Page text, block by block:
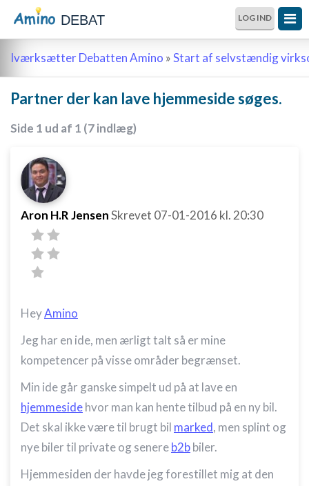
DEBAT LOG IND
Iværksætter Debatten Amino »Start af selvstændig
Partner der kan lave hjemmeside søges.
Side 1 ud af 1 (7 indlæg)
Aron H.R JensenSkrevet 07-01-2016 kl. 20:30
HeyAmino
Jeg har en ide, men ærligt talt så er mine
kompetencer på visse områder begrænset.
Min ide går ganske simpelt ud på at lave en
hjemmesidehvor man kan hente tilbud på en ny bil.
Det skal ikke være til brugt bil marked, men splint og
nye biler til private og senereb2bbiler.
Hjemmesiden der havde jeg forestillet mig at den